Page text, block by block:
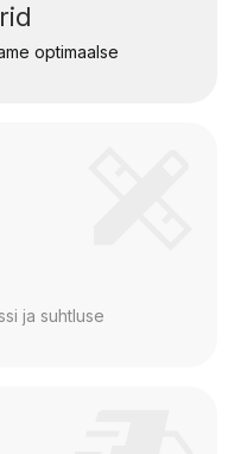
optimaalse
ja suhtluse